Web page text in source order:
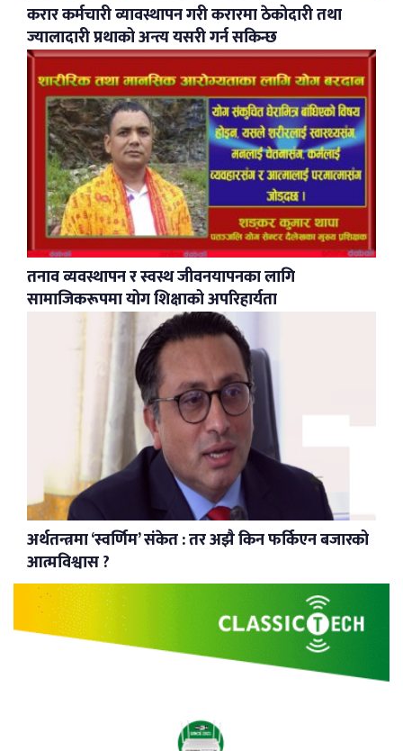
करार कर्मचारी व्यावस्थापन गरी करारमा ठेकोदारी तथा
ज्यालादारी प्रथाको अन्त्य यसरी गर्न सकिन्छ
​तनाव व्यवस्थापन र स्वस्थ जीवनयापनका लागि
सामाजिकरूपमा योग शिक्षाको अपरिहार्यता
अर्थतन्त्रमा ‘स्वर्णिम’ संकेत : तर अझै किन फर्किएन बजारको
आत्मविश्वास ?